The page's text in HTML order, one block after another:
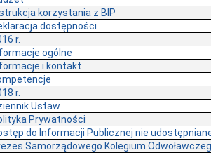
korzystania z BIP
dostępności
r.
ogólne
i kontakt
r.
Ustaw
Prywatności
do Informacji Publicznej nie
Samorządowego Kolegium